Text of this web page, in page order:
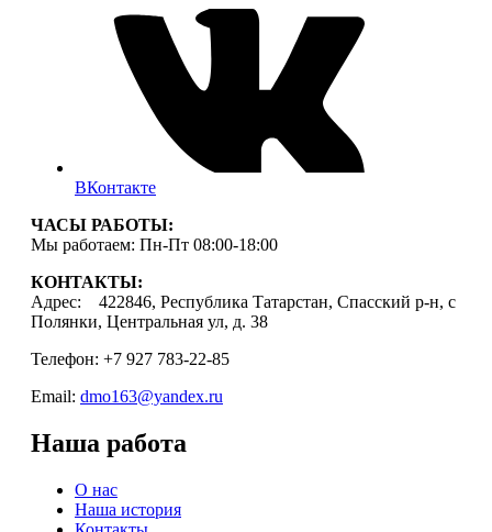
ВКонтакте
ЧАСЫ РАБОТЫ:
Мы работаем: Пн-Пт 08:00-18:00
КОНТАКТЫ:
Адрес: 422846, Республика Татарстан, Спасский р-н, с
Полянки, Центральная ул, д. 38
Телефон: +7 927 783-22-85
Email: dmo163@yandex.ru
Наша работа
О нас
Наша история